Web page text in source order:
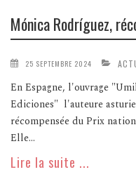
Mónica Rodríguez,
25 SEPTEMBRE 2024
En Espagne, l'ouvrage
Ediciones" l'auteure
récompensée du Prix
Elle...
Lire la suite ...